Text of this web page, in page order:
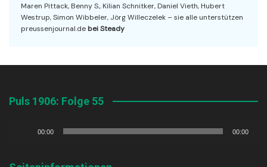
Maren Pittack, Benny S., Kilian Schnitker, Daniel Vieth, Hubert
Westrup, Simon Wibbeler, Jörg Willeczelek – sie alle unterstützen
preussenjournal.de bei Steady
Puls 1906: Folge 55
00:00 00:00